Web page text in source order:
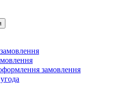
замовлення